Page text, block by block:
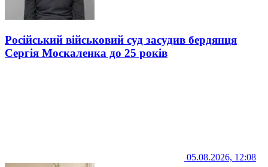
Російський військовий суд засудив бердянця
Сергія Москаленка до 25 років
05.08.2026, 12:08